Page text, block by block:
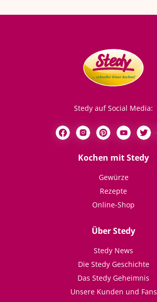
Stedy auf Social Media:
Kochen mit Stedy
Gewürze
Rezepte
Online-Shop
Über Stedy
Stedy News
Die Stedy Geschichte
Das Stedy Geheimnis
Unsere Kunden und Fans